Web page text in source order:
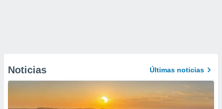
Noticias Últimas noticias